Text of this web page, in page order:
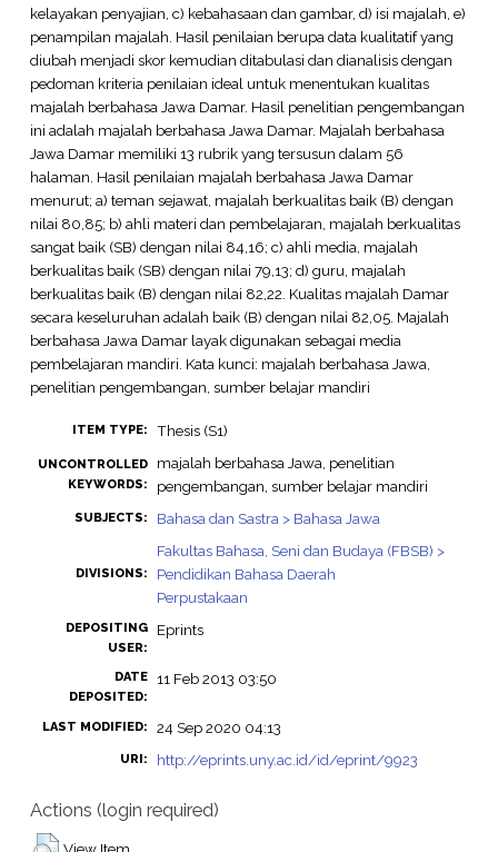
kelayakan penyajian, c) kebahasaan dan gambar, d) isi majalah, e)
penampilan majalah. Hasil penilaian berupa data kualitatif yang
diubah menjadi skor kemudian ditabulasi dan dianalisis dengan
pedoman kriteria penilaian ideal untuk menentukan kualitas
majalah berbahasa Jawa Damar. Hasil penelitian pengembangan
ini adalah majalah berbahasa Jawa Damar. Majalah berbahasa
Jawa Damar memiliki 13 rubrik yang tersusun dalam 56
halaman. Hasil penilaian majalah berbahasa Jawa Damar
menurut; a) teman sejawat, majalah berkualitas baik (B) dengan
nilai 80,85; b) ahli materi dan pembelajaran, majalah berkualitas
sangat baik (SB) dengan nilai 84,16; c) ahli media, majalah
berkualitas baik (SB) dengan nilai 79,13; d) guru, majalah
berkualitas baik (B) dengan nilai 82,22. Kualitas majalah Damar
secara keseluruhan adalah baik (B) dengan nilai 82,05. Majalah
berbahasa Jawa Damar layak digunakan sebagai media
pembelajaran mandiri. Kata kunci: majalah berbahasa Jawa,
penelitian pengembangan, sumber belajar mandiri
ITEM TYPE: Thesis (S1)
UNCONTROLLED
KEYWORDS:
majalah berbahasa Jawa, penelitian
pengembangan, sumber belajar mandiri
SUBJECTS: Bahasa dan Sastra > Bahasa Jawa
DIVISIONS:
Fakultas Bahasa, Seni dan Budaya (FBSB) >
Pendidikan Bahasa Daerah
Perpustakaan
DEPOSITING
USER:
Eprints
DATE
DEPOSITED:
11 Feb 2013 03:50
LAST MODIFIED: 24 Sep 2020 04:13
URI: http://eprints.uny.ac.id/id/eprint/9923
Actions (login required)